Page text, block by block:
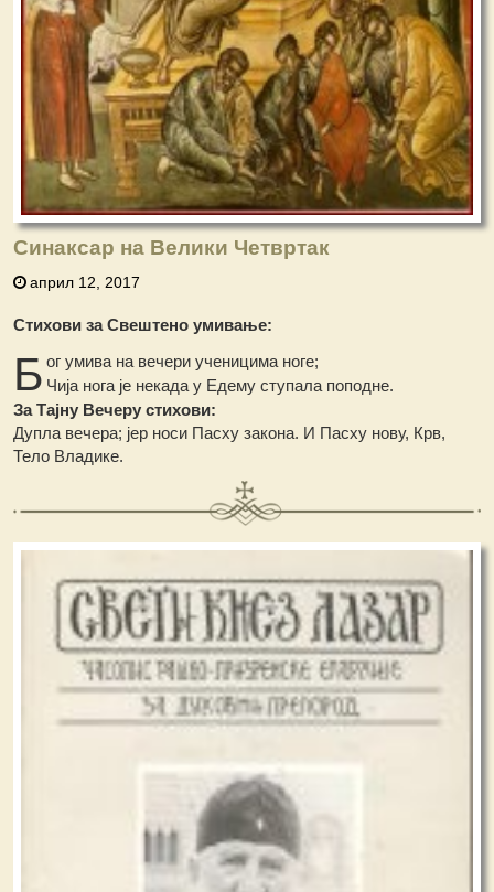
Синаксар на Велики Четвртак
април 12, 2017
Стихови за Свештено умивање:
Б ог умива на вечери ученицима ноге;
Чија нога је некада у Едему ступала поподне.
За Тајну Вечеру стихови:
Дупла вечера; јер носи Пасху закона. И Пасху нову, Крв,
Тело Владике.